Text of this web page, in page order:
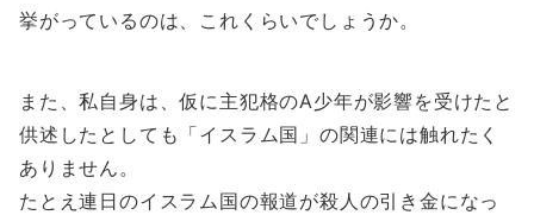
挙がっているのは、これくらいでしょうか。
また、私自身は、仮に主犯格のA少年が影響を受けたと
供述したとしても「イスラム国」の関連には触れたく
ありません。
たとえ連日のイスラム国の報道が殺人の引き金になっ